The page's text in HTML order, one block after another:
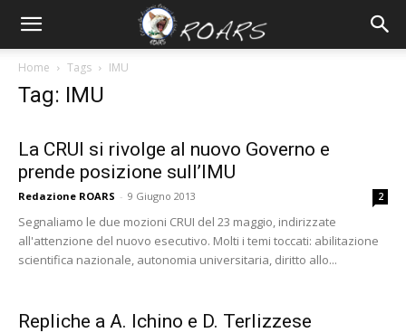
Home Tags IMU
Tag: IMU
La CRUI si rivolge al nuovo Governo e
prende posizione sull’IMU
Redazione ROARS - 9 Giugno 2013 2
Segnaliamo le due mozioni CRUI del 23 maggio, indirizzate
all'attenzione del nuovo esecutivo. Molti i temi toccati: abilitazione
scientifica nazionale, autonomia universitaria, diritto allo...
Repliche a A. Ichino e D. Terlizzese